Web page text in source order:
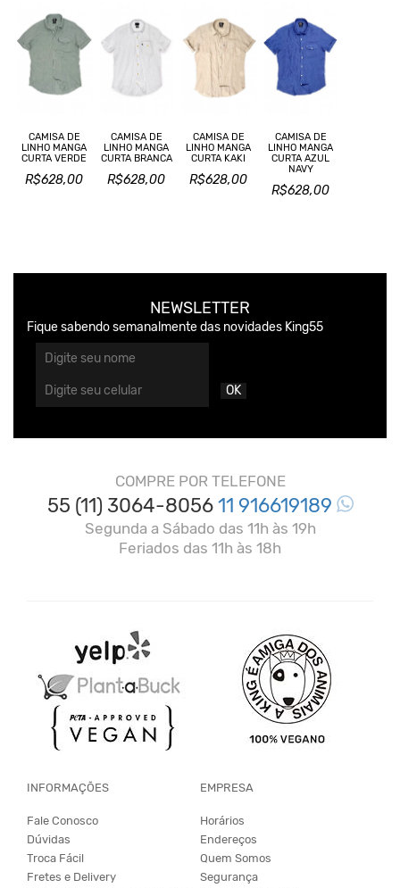
CAMISA DE
LINHO MANGA
CURTA VERDE
R$628,00
CAMISA DE
LINHO MANGA
CURTA BRANCA
R$628,00
CAMISA DE
LINHO MANGA
CURTA KAKI
R$628,00
CAMISA DE
LINHO MANGA
CURTA AZUL
NAVY
R$628,00
NEWSLETTER
Fique sabendo semanalmente das novidades King55
OK
COMPRE POR TELEFONE
55 (11) 3064-805611 916619189
Segunda a Sábado das 11h às 19h
Feriados das 11h às 18h
INFORMAÇÕES
Fale Conosco
Dúvidas
Troca Fácil
Fretes e Delivery
EMPRESA
Horários
Endereços
Quem Somos
Segurança